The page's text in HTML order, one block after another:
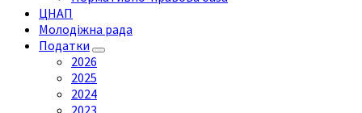
ЦНАП
Молодіжна рада
Податки
2026
2025
2024
2023